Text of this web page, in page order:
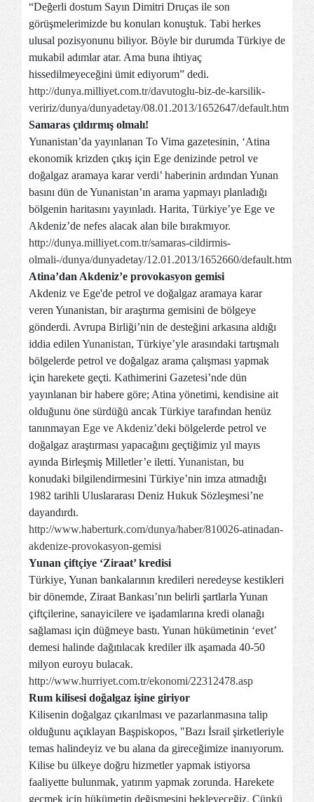
“Değerli dostum Sayın Dimitri Druças ile son
görüşmelerimizde bu konuları konuştuk. Tabi herkes
ulusal pozisyonunu biliyor. Böyle bir durumda Türkiye de
mukabil adımlar atar. Ama buna ihtiyaç
hissedilmeyeceğini ümit ediyorum” dedi.
http://dunya.milliyet.com.tr/davutoglu-biz-de-karsilik-
veririz/dunya/dunyadetay/08.01.2013/1652647/default.htm
Samaras çıldırmış olmalı!
Yunanistan’da yayınlanan To Vima gazetesinin, ‘Atina
ekonomik krizden çıkış için Ege denizinde petrol ve
doğalgaz aramaya karar verdi’ haberinin ardından Yunan
basını dün de Yunanistan’ın arama yapmayı planladığı
bölgenin haritasını yayınladı. Harita, Türkiye’ye Ege ve
Akdeniz’de nefes alacak alan bile bırakmıyor.
http://dunya.milliyet.com.tr/samaras-cildirmis-
olmali-/dunya/dunyadetay/12.01.2013/1652660/default.htm
Atina’dan Akdeniz’e provokasyon gemisi
Akdeniz ve Ege'de petrol ve doğalgaz aramaya karar
veren Yunanistan, bir araştırma gemisini de bölgeye
gönderdi. Avrupa Birliği’nin de desteğini arkasına aldığı
iddia edilen Yunanistan, Türkiye’yle arasındaki tartışmalı
bölgelerde petrol ve doğalgaz arama çalışması yapmak
için harekete geçti. Kathimerini Gazetesi’nde dün
yayınlanan bir habere göre; Atina yönetimi, kendisine ait
olduğunu öne sürdüğü ancak Türkiye tarafından henüz
tanınmayan Ege ve Akdeniz’deki bölgelerde petrol ve
doğalgaz araştırması yapacağını geçtiğimiz yıl mayıs
ayında Birleşmiş Milletler’e iletti. Yunanistan, bu
konudaki bilgilendirmesini Türkiye’nin imza atmadığı
1982 tarihli Uluslararası Deniz Hukuk Sözleşmesi’ne
dayandırdı.
http://www.haberturk.com/dunya/haber/810026-atinadan-
akdenize-provokasyon-gemisi
Yunan çiftçiye ‘Ziraat’ kredisi
Türkiye, Yunan bankalarının kredileri neredeyse kestikleri
bir dönemde, Ziraat Bankası’nın belirli şartlarla Yunan
çiftçilerine, sanayicilere ve işadamlarına kredi olanağı
sağlaması için düğmeye bastı. Yunan hükümetinin ‘evet’
demesi halinde dağıtılacak krediler ilk aşamada 40-50
milyon euroyu bulacak.
http://www.hurriyet.com.tr/ekonomi/22312478.asp
Rum kilisesi doğalgaz işine giriyor
Kilisenin doğalgaz çıkarılması ve pazarlanmasına talip
olduğunu açıklayan Başpiskopos, "Bazı İsrail şirketleriyle
temas halindeyiz ve bu alana da gireceğimize inanıyorum.
Kilise bu ülkeye doğru hizmetler yapmak istiyorsa
faaliyette bulunmak, yatırım yapmak zorunda. Harekete
geçmek için hükümetin değişmesini bekleyeceğiz. Çünkü